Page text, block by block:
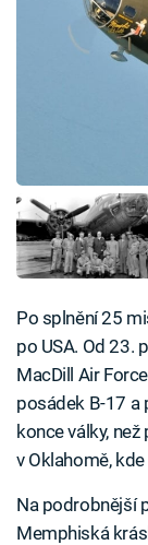
Po splnění 25
po USA. Od 23.
MacDill Air
posádek B-17 a
konce války,
v Oklahomě,
Na podrobnější
Memphiská